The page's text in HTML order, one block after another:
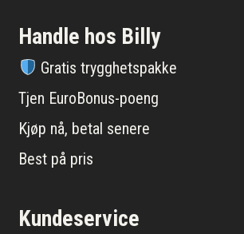
Handle hos Billy
Gratis trygghetspakke
Tjen EuroBonus-poeng
Kjøp nå, betal senere
Best på pris
Kundeservice